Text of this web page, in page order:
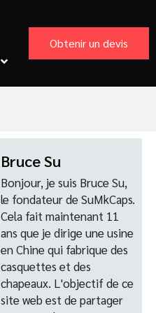
Obtenir un devis
Bruce Su
Bonjour, je suis Bruce Su,
le fondateur de SuMkCaps.
Cela fait maintenant 11
ans que je dirige une usine
en Chine qui fabrique des
casquettes et des
chapeaux. L'objectif de ce
site web est de partager